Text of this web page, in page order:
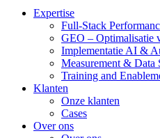
Expertise
Full-Stack
GEO – Optimalisatie
Implementatie AI &
Measurement & Data
Training and
Klanten
Onze klanten
Cases
Over ons